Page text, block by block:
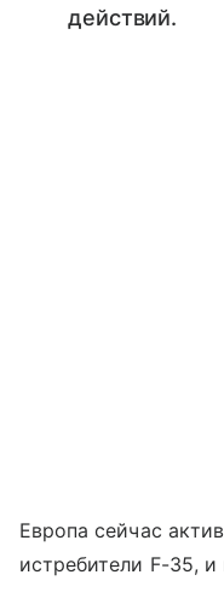
действий.
Европа сейчас
истребители F-35,